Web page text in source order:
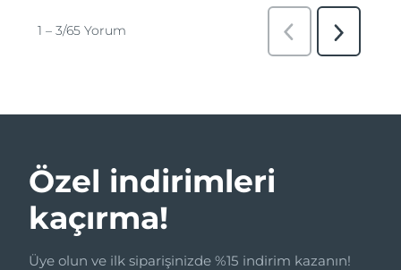
Özel indirimleri
kaçırma!
Üye olun ve ilk siparişinizde %15 indirim kazanın!